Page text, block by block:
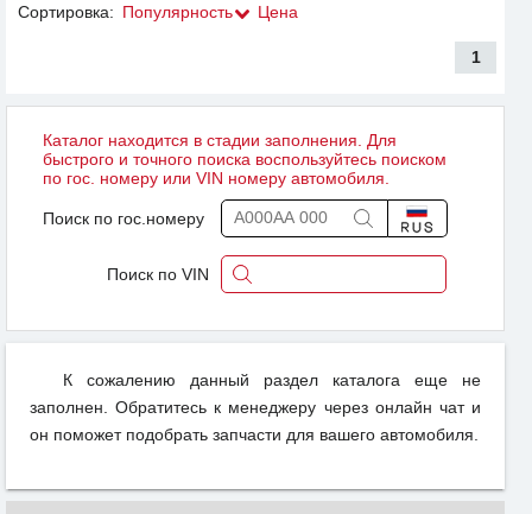
Сортировка: Популярность Цена
1
Каталог находится в стадии заполнения. Для
быстрого и точного поиска воспользуйтесь поиском
по гос. номеру или VIN номеру автомобиля.
Поиск по гос.номеру
Поиск по VIN
К сожалению данный раздел каталога еще не
заполнен. Обратитесь к менеджеру через онлайн чат и
он поможет подобрать запчасти для вашего автомобиля.